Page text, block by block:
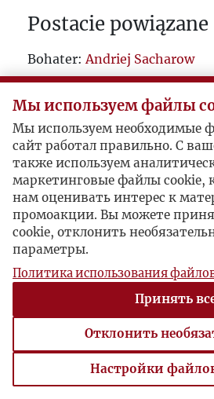
Postacie powiązane
Bohater: Andriej Sacharow
Мы используем файлы
Мы используем необходимые
сайт работал правильно. С
также используем
маркетинговые файлы cookie,
нам оценивать интерес к
промоакции. Вы можете
cookie, отклонить
параметры.
Политика использования
Принять
Отклонить
Настройки
Настройки файлов cookie